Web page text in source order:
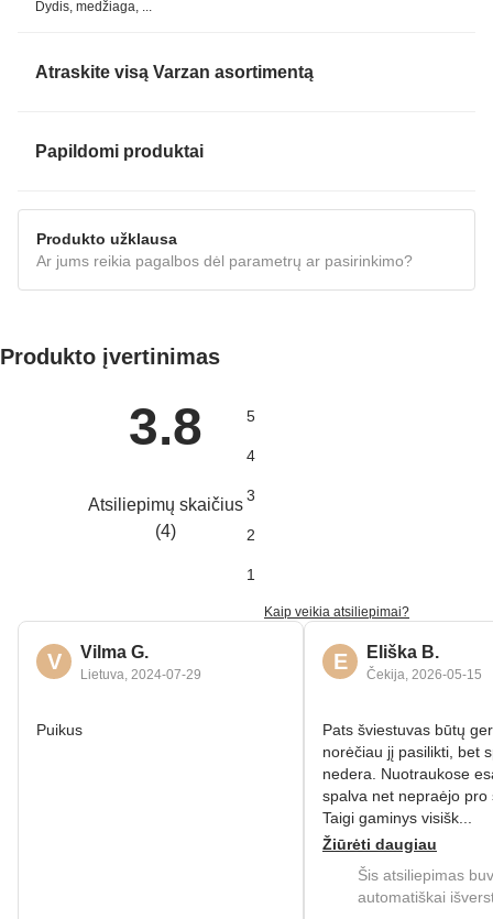
Dydis, medžiaga, ...
Atraskite visą Varzan asortimentą
Papildomi produktai
Produkto užklausa
Ar jums reikia pagalbos dėl parametrų ar pasirinkimo?
Produkto įvertinimas
3.8
Atsiliepimų skaičius
(4)
5
4
3
2
1
Kaip veikia atsiliepimai?
V Vilma G.
Lietuva, 2024‑07‑29
Puikus
E Eliška B.
Čekija, 2026‑05‑15
Pats šviestuvas būtų
norėčiau jį pasilikti, bet
nedera. Nuotraukose
spalva net nepraėjo pro
Taigi gaminys visišk...
Žiūrėti daugiau
Šis atsiliepimas
automatiškai